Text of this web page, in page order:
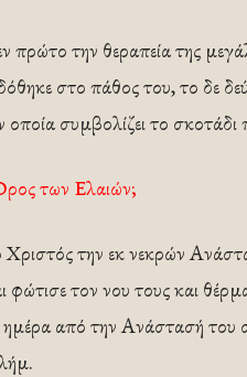
πρώτο την θεραπεία της
στο πάθος του, το δε
οποία συμβολίζει το
των Ελαιών;
την εκ νεκρών
φώτισε τον νου τους και
ημέρα από την Ανάστασή